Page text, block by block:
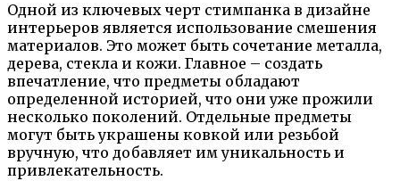
Одной из ключевых черт стимпанка в дизайне
интерьеров является использование смешения
материалов. Это может быть сочетание металла,
дерева, стекла и кожи. Главное – создать
впечатление, что предметы обладают
определенной историей, что они уже прожили
несколько поколений. Отдельные предметы
могут быть украшены ковкой или резьбой
вручную, что добавляет им уникальность и
привлекательность.